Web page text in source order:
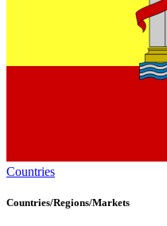
Countries
Countries/Regions/Markets